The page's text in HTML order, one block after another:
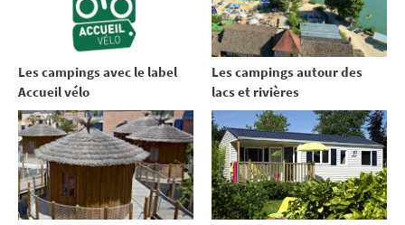
Les campings avec le label
Accueil vélo
Les campings autour des
lacs et rivières